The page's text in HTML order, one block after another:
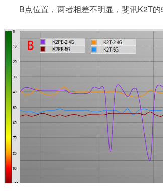
B点位置，两者相差不明显，斐讯K2T的